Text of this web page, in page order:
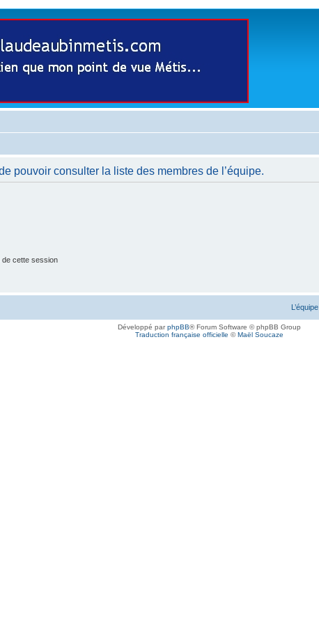
pouvoir consulter la liste des membres de l’équipe.
de cette session
L’équipe
Développé parphpBB® Forum Software © phpBB Group
Traduction française officielle ©Maël Soucaze